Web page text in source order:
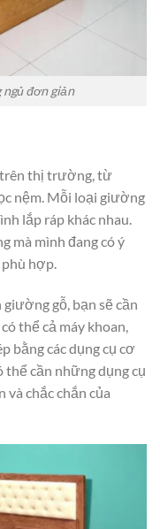
đơn giản
trên thị trường, từ
nệm. Mỗi loại giường
lắp ráp khác nhau.
mà mình đang có ý
hợp.
gỗ, bạn sẽ cần
thể cả máy khoan,
bằng các dụng cụ cơ
cần những dụng cụ
và chắc chắn của